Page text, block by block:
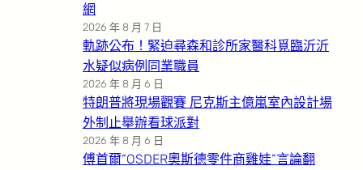
網
2026 年 8 月 7 日
軌跡公布！緊迫尋森和診所家醫科覓臨沂沂
水疑似病例同業職員
2026 年 8 月 6 日
特朗普將現場觀賽 尼克斯主億嵐室內設計場
外制止舉辦看球派對
2026 年 8 月 6 日
傅首爾“OSDER奧斯德零件商雞娃”言論翻